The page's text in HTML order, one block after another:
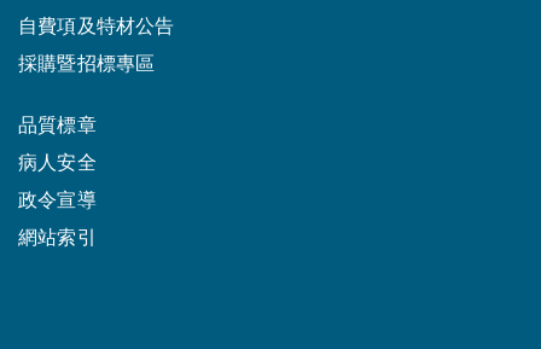
自費項及特材公告
採購暨招標專區
品質標章
病人安全
政令宣導
網站索引